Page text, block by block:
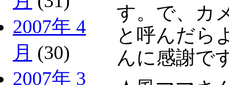
2007年 4
月 (30)
2007年 3
す。で、カ
と呼んだら
んに感謝で